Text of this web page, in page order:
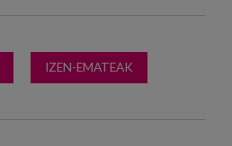
IZEN-EMATEAK